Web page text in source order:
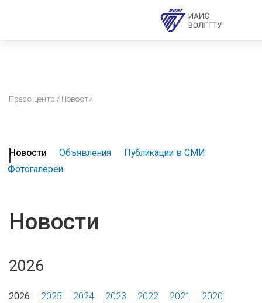
Пресс-центр / Новости
Новости Объявления
Публикации в СМИ
Фотогалереи
Новости
2026
2026 2025 2024 2023 2022 2021
2020